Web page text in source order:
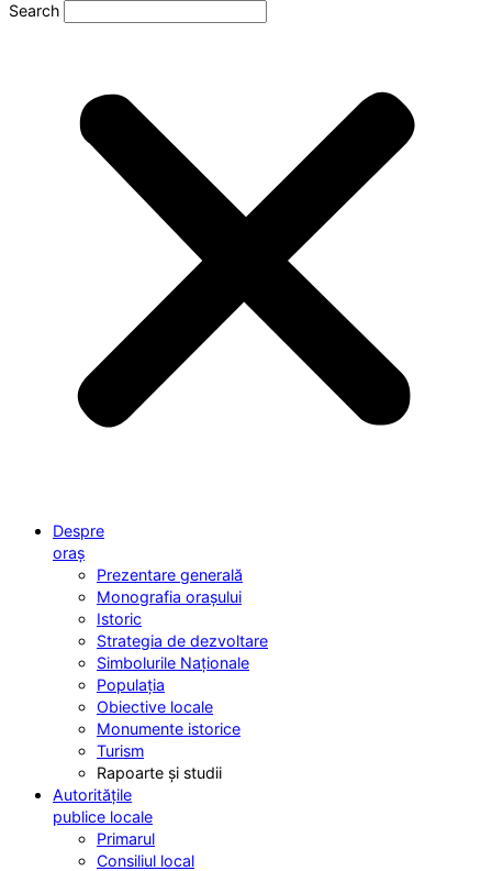
Search
Despre
oraș
Prezentare generală
Monografia orașului
Istoric
Strategia de dezvoltare
Simbolurile Naționale
Populația
Obiective locale
Monumente istorice
Turism
Rapoarte și studii
Autoritățile
publice locale
Primarul
Consiliul local